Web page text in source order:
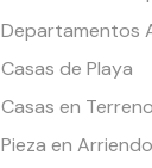
Departamentos
Casas de Playa
Casas en
Pieza en Arriendo